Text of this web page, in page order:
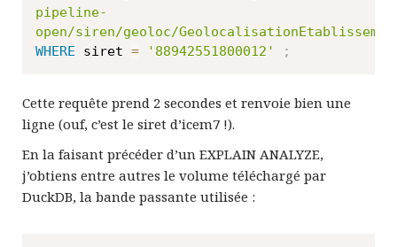
pipeline-
open/siren/geoloc/
WHERE siret = '88942551800012' ;
Cette requête prend 2 secondes et renvoie bien une
ligne (ouf, c’est le siret d’icem7 !).
En la faisant précéder d’un EXPLAIN ANALYZE,
j’obtiens entre autres le volume téléchargé par
DuckDB, la bande passante utilisée :